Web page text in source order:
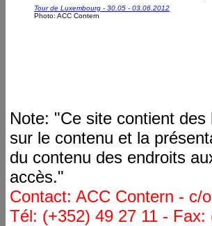
Tour de Luxembourg - 30.05 - 03.06.2012
Photo: ACC Contern
Note: "Ce site contient
sur le contenu et la
du contenu des endroits
accès."
Contact: ACC Contern - c/
Tél: (+352) 49 27 11 -